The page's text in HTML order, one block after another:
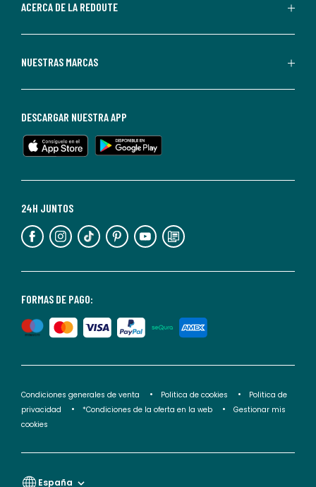
Redoute.
de
en
cualquier
Para
información,
puedes
de
privacidad</2>.
ACERCA DE LA REDOUTE
NUESTRAS MARCAS
FORMAS DE PAGO:
24H JUNTOS
DESCARGAR NUESTRA APP
Condiciones generales de venta Politica de cookies
Politica de
privacidad
*Condiciones de la oferta en la web
Gestionar mis
cookies
España